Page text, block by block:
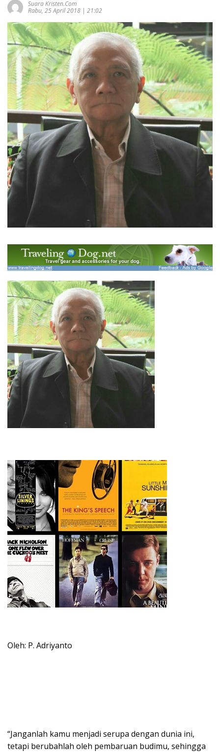
Suara Kristen.com
Rabu, 25 April 2018 | 21:02
Oleh: P. Adriyanto
“Janganlah kamu menjadi serupa dengan dunia ini,
tetapi berubahlah oleh pembaruan budimu, sehingga